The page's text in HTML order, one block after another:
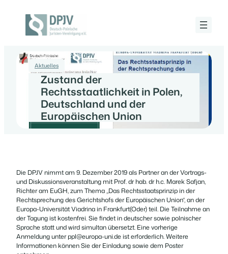
Deutsch-
Polnische
Vereinigung
e.V.
28 November 2019
Aktuelles
Zustand der
Rechtsstaatlichkeit in Polen,
Deutschland und der
Europäischen Union
Die DPJV nimmt am 9. Dezember 2019 als Partner an der Vortrags-
und Diskussionsveranstaltung mit Prof. dr hab. dr h.c. Marek Safjan,
Richter am EuGH, zum Thema „Das Rechtsstaatsprinzip in der
Rechtsprechung des Gerichtshofs der Europäischen Union“, an der
Europa-Universität Viadrina in Frankfurt(Oder) teil. Die Teilnahme an
der Tagung ist kostenfrei. Sie findet in deutscher sowie polnischer
Sprache statt und wird simultan übersetzt. Eine vorherige
Anmeldung unter ppl@europa-uni.de ist erforderlich. Weitere
Informationen können Sie der Einladung sowie dem Poster